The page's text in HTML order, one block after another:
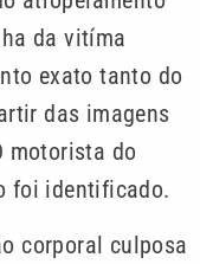
da vitíma
exato tanto do
das imagens
motorista do
foi identificado.
corporal culposa